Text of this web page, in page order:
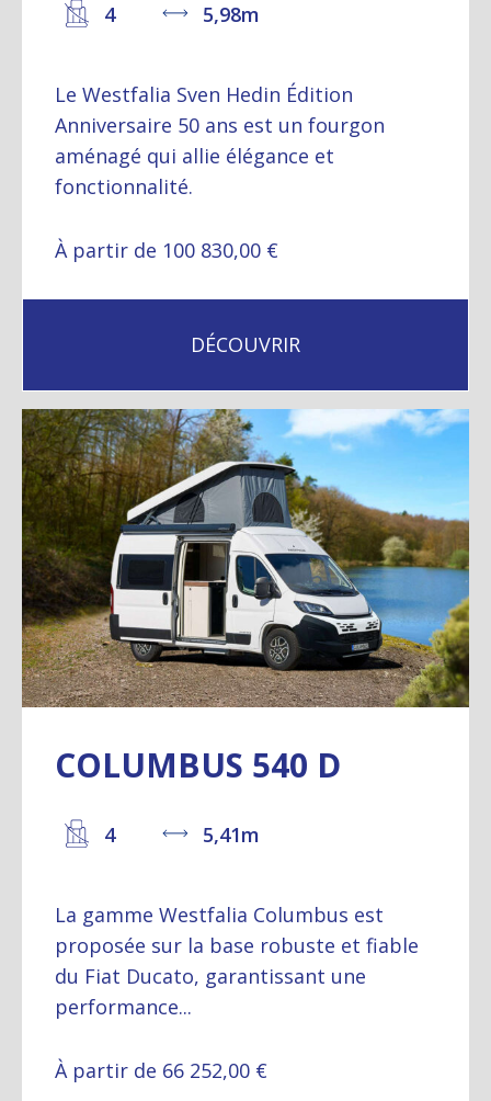
4 5,98m
Le Westfalia Sven Hedin Édition
Anniversaire 50 ans est un fourgon
aménagé qui allie élégance et
fonctionnalité.
À partir de 100 830,00 €
DÉCOUVRIR
COLUMBUS 540 D
4 5,41m
La gamme Westfalia Columbus est
proposée sur la base robuste et fiable
du Fiat Ducato, garantissant une
performance...
À partir de 66 252,00 €